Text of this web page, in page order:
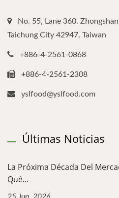
No. 55, Lane 360,
Taichung City 42947, Taiwan
+886-4-2561-0868
+886-4-2561-2308
yslfood@yslfood.com
Últimas Noticias
La Próxima Década Del
Qué...